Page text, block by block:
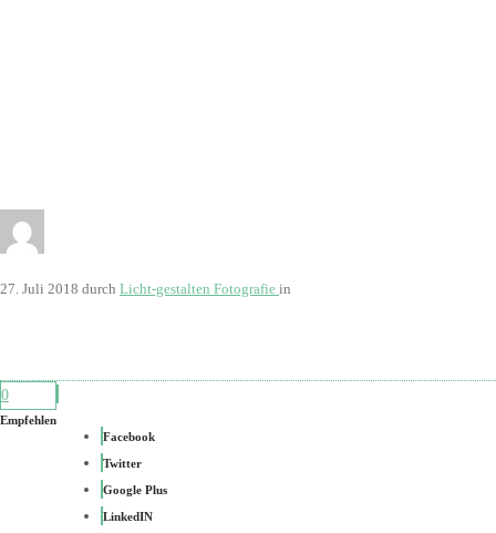
27. Juli 2018 durch Licht-gestalten Fotografie in
0
Empfehlen
Facebook
Twitter
Google Plus
LinkedIN